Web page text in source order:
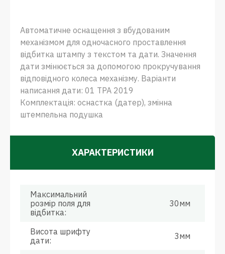
Автоматичне оснащення з вбудованим
механізмом для одночасного проставлення
відбитка штампу з текстом та дати. Значення
дати змінюється за допомогою прокручування
відповідного колеса механізму. Варіанти
написання дати: 01 ТРА 2019
Комплектація: оснастка (датер), змінна
штемпельна подушка
ХАРАКТЕРИСТИКИ
Максимальний
розмір поля для
відбитка:
30мм
Висота шрифту
дати:
3мм